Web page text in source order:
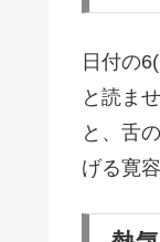
日付の
と読ま
と、舌
げる寛